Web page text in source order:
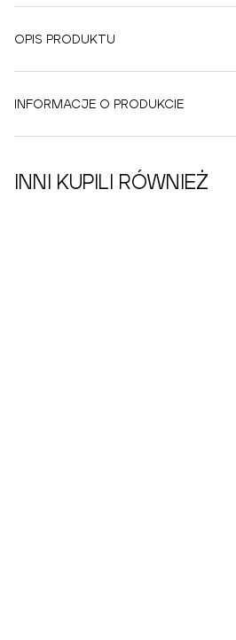
OPIS PRODUKTU
INFORMACJE O PRODUKCIE
INNI KUPILI RÓWNIEŻ